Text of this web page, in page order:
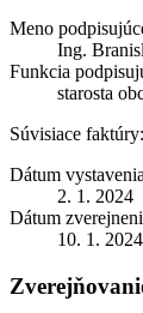
Meno
Ing.
Funkcia
starosta
Súvisiace faktúry:
Dátum
2. 1. 2024
Dátum
10. 1. 2024